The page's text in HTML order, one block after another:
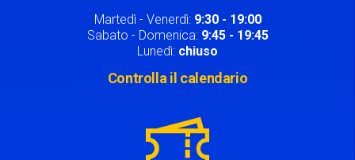
Martedì - Venerdì: 9:30 - 19:00
Sabato - Domenica: 9:45 - 19:45
Lunedì: chiuso
Controlla il calendario